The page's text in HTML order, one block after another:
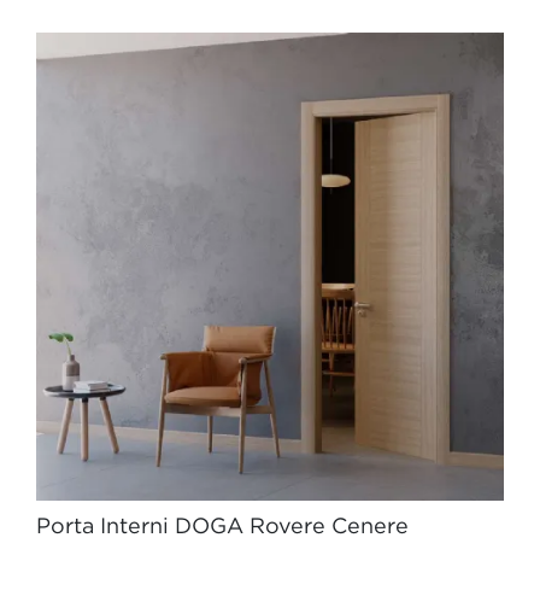
Porta Interni DOGA Rovere Cenere